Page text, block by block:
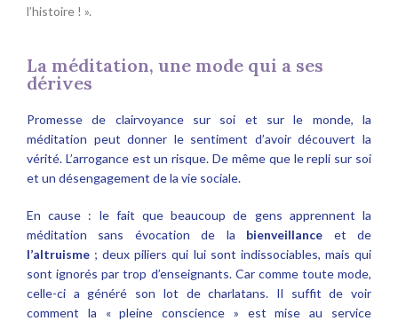
l’histoire ! ».
La méditation, une mode qui a ses
dérives
Promesse de clairvoyance sur soi et sur le monde, la
méditation peut donner le sentiment d’avoir découvert la
vérité. L’arrogance est un risque. De même que le repli sur soi
et un désengagement de la vie sociale.
En cause : le fait que beaucoup de gens apprennent la
méditation sans évocation de la bienveillance et de
l’altruisme ; deux piliers qui lui sont indissociables, mais qui
sont ignorés par trop d’enseignants. Car comme toute mode,
celle-ci a généré son lot de charlatans. Il suffit de voir
comment la « pleine conscience » est mise au service